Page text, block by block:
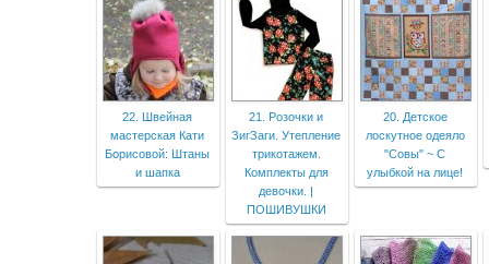
22. Швейная
мастерская Кати
Борисовой: Штаны
и шапка
21. Розочки и
ЗигЗаги. Утепление
трикотажем.
Комплекты для
девочки. |
ПОШИВУШКИ
20. Детское
лоскутное одеяло
"Совы" ~ С
улыбкой на лице!